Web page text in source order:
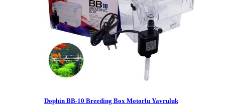
Dophin BB-10 Breeding Box Motorlu Yavruluk